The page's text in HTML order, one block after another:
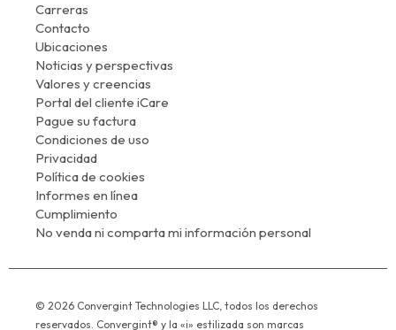
Carreras
Contacto
Ubicaciones
Noticias y perspectivas
Valores y creencias
Portal del cliente iCare
Pague su factura
Condiciones de uso
Privacidad
Política de cookies
Informes en línea
Cumplimiento
No venda ni comparta mi información personal
© 2026 Convergint Technologies LLC, todos los derechos
reservados. Convergint® y la «i» estilizada son marcas